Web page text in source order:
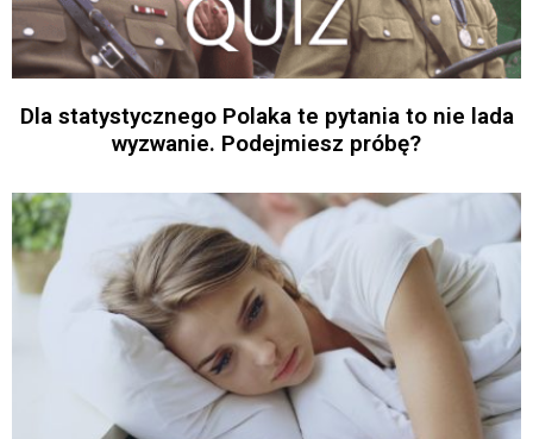
Dla statystycznego Polaka te pytania to nie lada
wyzwanie. Podejmiesz próbę?